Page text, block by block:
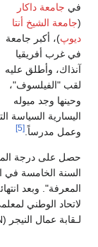
في جامعة داكار
(جامعة الشيخ أنتا
ديوپ)، أكبر جامعة
في غرب أفريقيا
آنذاك، وأطلق عليه
لقب "الفيلسوف"،
وحينها وجد ميوله
اليسارية السياسة
وعمل مدرساً. [5]
حصل على درجة
المعرفة". وبعد
لـقابة عمال النيجر (USTN)، التي مثلها في المؤتمر الوطني عام 1991.